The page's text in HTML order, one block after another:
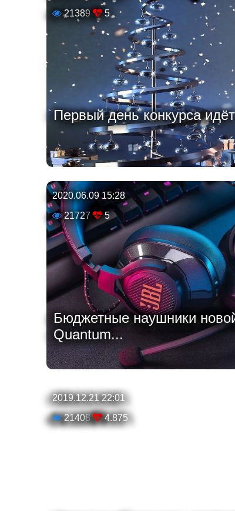
21389
5
Первый день конкурса
2020.06.09 15:28
21727
5
Бюджетные наушники
Quantum...
2019.12.21 22:01
21408
4.875